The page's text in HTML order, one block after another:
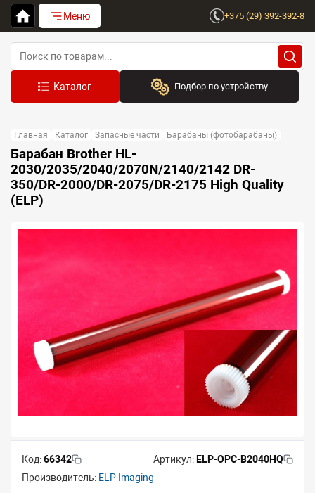
Меню +375 (29) 392-392-8
Подбор по устройству
Выберите бренд
Устройство:
Сначала выберите бренд
Главная Каталог Запасные части Барабаны (фотобарабаны)
Барабан Brother HL-
2030/2035/2040/2070N/2140/2142 DR-
350/DR-2000/DR-2075/DR-2175 High Quality
(ELP)
Код:66342 Артикул: ELP-OPC-B2040HQ
Производитель: ELP Imaging